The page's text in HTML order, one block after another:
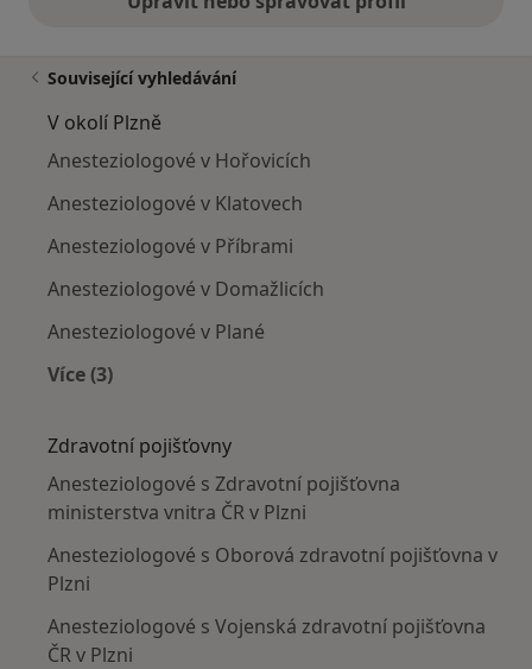
Související vyhledávání
V okolí Plzně
Anesteziologové v Hořovicích
Anesteziologové v Klatovech
Anesteziologové v Příbrami
Anesteziologové v Domažlicích
Anesteziologové v Plané
Více (3)
Zdravotní pojišťovny
Anesteziologové s Zdravotní pojišťovna
ministerstva vnitra ČR v Plzni
Anesteziologové s Oborová zdravotní pojišťovna v
Plzni
Anesteziologové s Vojenská zdravotní pojišťovna
ČR v Plzni